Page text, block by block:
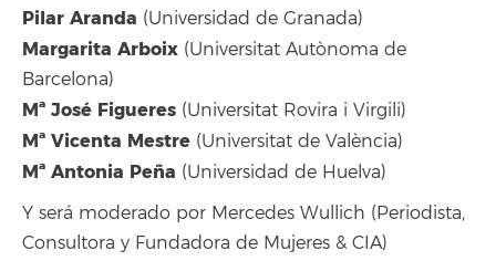
Pilar Aranda (Universidad de Granada)
Margarita Arboix (Universitat Autònoma de
Barcelona)
Mª José Figueres (Universitat Rovira i Virgili)
Mª Vicenta Mestre (Universitat de València)
Mª Antonia Peña (Universidad de Huelva)
Y será moderado por Mercedes Wullich (Periodista,
Consultora y Fundadora de Mujeres & CIA)